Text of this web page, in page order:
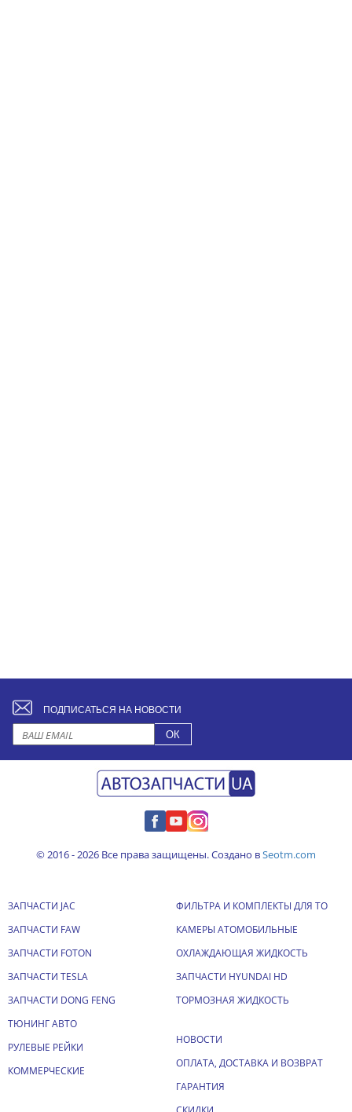
ПОДПИСАТЬСЯ НА НОВОСТИ
© 2016 - 2026 Все права защищены. Создано вSeotm.com
ЗАПЧАСТИ JAC
ЗАПЧАСТИ FAW
ЗАПЧАСТИ FOTON
ЗАПЧАСТИ TESLA
ЗАПЧАСТИ DONG FENG
ТЮНИНГ АВТО
РУЛЕВЫЕ РЕЙКИ
КОММЕРЧЕСКИЕ
ФИЛЬТРА И КОМПЛЕКТЫ ДЛЯ ТО
КАМЕРЫ АТОМОБИЛЬНЫЕ
ОХЛАЖДАЮЩАЯ ЖИДКОСТЬ
ЗАПЧАСТИ HYUNDAI HD
ТОРМОЗНАЯ ЖИДКОСТЬ
НОВОСТИ
ОПЛАТА, ДОСТАВКА И ВОЗВРАТ
ГАРАНТИЯ